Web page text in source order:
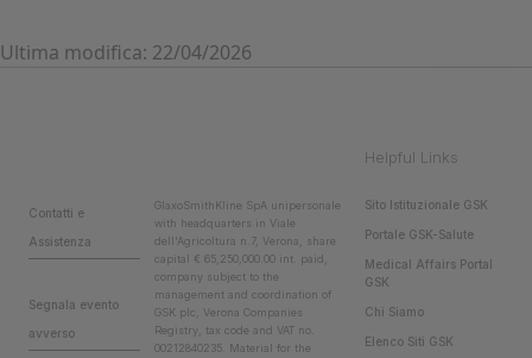
Ultima modifica: 22/04/2026
Helpful Links
Contatti e
Assistenza
Segnala evento
avverso
GlaxoSmithKline SpA unipersonale
with headquarters in Viale
dell'Agricoltura n.7, Verona, share
capital € 65,250,000.00 int. paid,
company subject to the
management and coordination of
GSK plc, Verona Companies
Registry, tax code and VAT no.
00212840235. Material for the
Sito Istituzionale GSK
Portale GSK-Salute
Medical Affairs Portal
GSK
Chi Siamo
Elenco Siti GSK